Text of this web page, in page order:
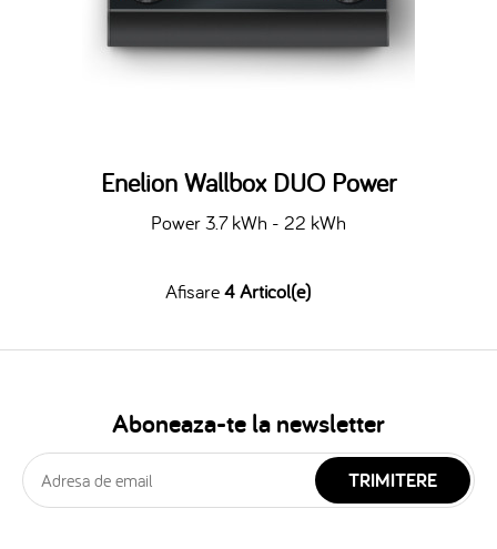
Enelion Wallbox DUO Power
Power 3.7 kWh - 22 kWh
Afisare4 Articol(e)
Aboneaza-te la newsletter
TRIMITERE